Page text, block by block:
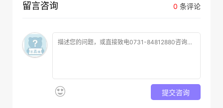
0 条评论
留言咨询
提交咨询